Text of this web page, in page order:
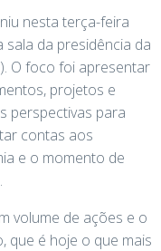
nesta terça-feira
da presidência da
O foco foi apresentar
projetos e
perspectivas para
contas aos
e o momento de
volume de ações e o
que é hoje o que mais